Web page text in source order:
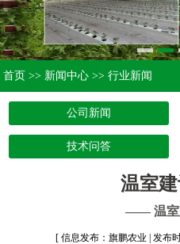
首页 >> 新闻中心 >> 行业新闻
公司新闻
技术问答
温室
—— 温室
[ 信息发布：旗鹏农业 | 发布